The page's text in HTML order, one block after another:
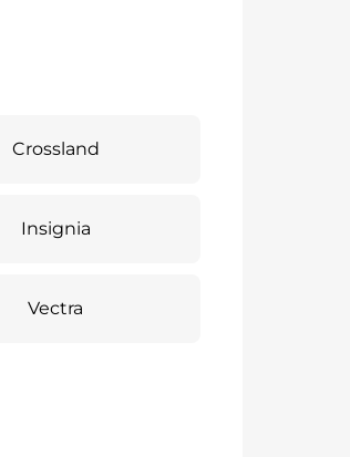
Crossland
Insignia
Vectra